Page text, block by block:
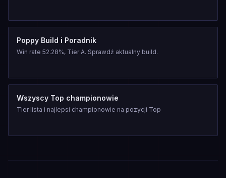
Poppy Build i Poradnik
Win rate 52.28%, Tier A. Sprawdź aktualny build.
Wszyscy Top championowie
Tier lista i najlepsi championowie na pozycji Top